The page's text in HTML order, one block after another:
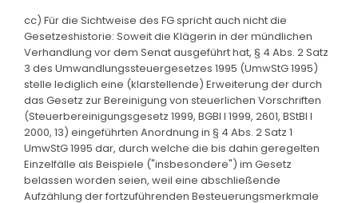
cc) Für die Sichtweise des FG spricht auch nicht die
Gesetzeshistorie: Soweit die Klägerin in der mündlichen
Verhandlung vor dem Senat ausgeführt hat, § 4 Abs. 2 Satz
3 des Umwandlungssteuergesetzes 1995 (UmwStG 1995)
stelle lediglich eine (klarstellende) Erweiterung der durch
das Gesetz zur Bereinigung von steuerlichen Vorschriften
(Steuerbereinigungsgesetz 1999, BGBl I 1999, 2601, BStBl I
2000, 13) eingeführten Anordnung in § 4 Abs. 2 Satz 1
UmwStG 1995 dar, durch welche die bis dahin geregelten
Einzelfälle als Beispiele ("insbesondere") im Gesetz
belassen worden seien, weil eine abschließende
Aufzählung der fortzuführenden Besteuerungsmerkmale